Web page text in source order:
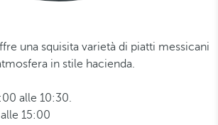
una squisita varietà di piatti messicani
in stile hacienda.
alle 10:30.
15:00